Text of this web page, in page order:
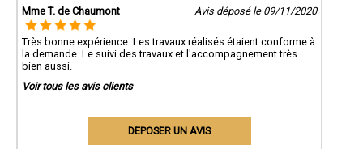
Mme T. de Chaumont Avis déposé le 09/11/2020
Très bonne expérience. Les travaux réalisés étaient conforme à
la demande. Le suivi des travaux et l'accompagnement très
bien aussi.
Voir tous les avis clients
DEPOSER UN AVIS